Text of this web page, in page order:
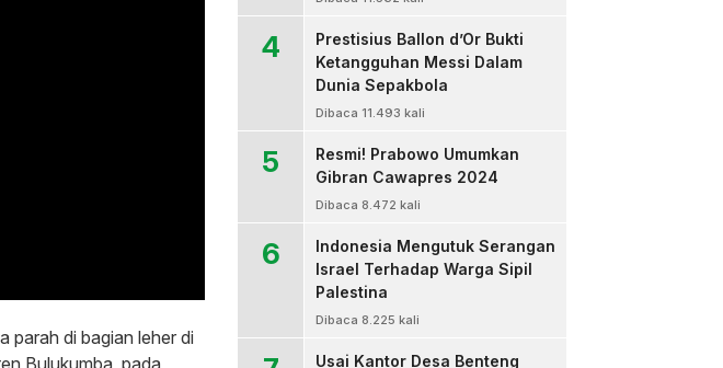
parah di bagian leher di
Bulukumba, pada
4
Prestisius Ballon d’Or Bukti
Ketangguhan Messi Dalam
Dunia Sepakbola
Dibaca 11.493 kali
5
Resmi! Prabowo Umumkan
Gibran Cawapres 2024
Dibaca 8.472 kali
6
Indonesia Mengutuk Serangan
Israel Terhadap Warga Sipil
Palestina
Dibaca 8.225 kali
Usai Kantor Desa Benteng